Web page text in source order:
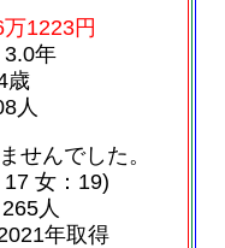
1223円
3.0年
歳
人
せんでした。
女：19)
人
年取得